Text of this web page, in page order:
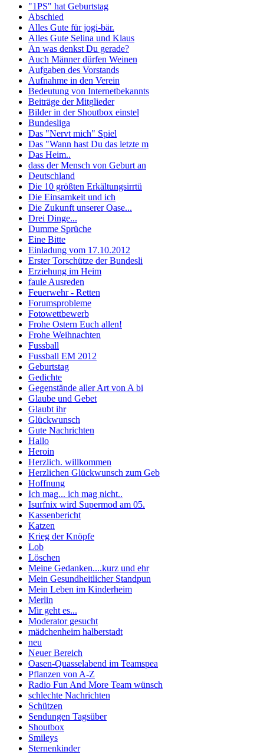
"1PS" hat Geburtstag
Abschied
Alles Gute für jogi-bär.
Alles Gute Selina und Klaus
An was denkst Du gerade?
Auch Männer dürfen Weinen
Aufgaben des Vorstands
Aufnahme in den Verein
Bedeutung von Internetbekannts
Beiträge der Mitglieder
Bilder in der Shoutbox einstel
Bundesliga
Das "Nervt mich" Spiel
Das "Wann hast Du das letzte m
Das Heim..
dass der Mensch von Geburt an
Deutschland
Die 10 größten Erkältungsirrtü
Die Einsamkeit und ich
Die Zukunft unserer Oase...
Drei Dinge...
Dumme Sprüche
Eine Bitte
Einladung vom 17.10.2012
Erster Torschütze der Bundesli
Erziehung im Heim
faule Ausreden
Feuerwehr - Retten
Forumsprobleme
Fotowettbewerb
Frohe Ostern Euch allen!
Frohe Weihnachten
Fussball
Fussball EM 2012
Geburtstag
Gedichte
Gegenstände aller Art von A bi
Glaube und Gebet
Glaubt ihr
Glückwunsch
Gute Nachrichten
Hallo
Heroin
Herzlich. willkommen
Herzlichen Glückwunsch zum Geb
Hoffnung
Ich mag... ich mag nicht..
Isurfnix wird Supermod am 05.
Kassenbericht
Katzen
Krieg der Knöpfe
Lob
Löschen
Meine Gedanken....kurz und ehr
Mein Gesundheitlicher Standpun
Mein Leben im Kinderheim
Merlin
Mir geht es...
Moderator gesucht
mädchenheim halberstadt
neu
Neuer Bereich
Oasen-Quasselabend im Teamspea
Pflanzen von A-Z
Radio Fun And More Team wünsch
schlechte Nachrichten
Schützen
Sendungen Tagsüber
Shoutbox
Smileys
Sternenkinder